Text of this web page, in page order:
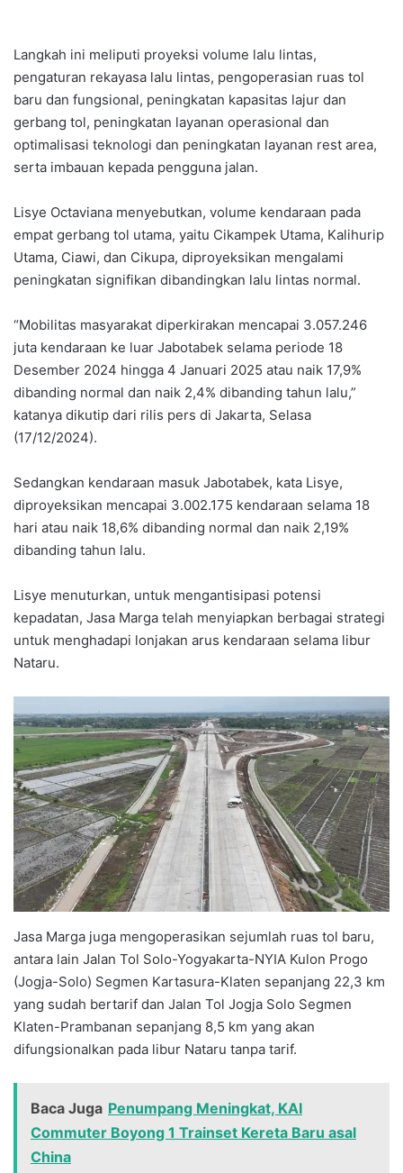
Langkah ini meliputi proyeksi volume lalu lintas,
pengaturan rekayasa lalu lintas, pengoperasian ruas tol
baru dan fungsional, peningkatan kapasitas lajur dan
gerbang tol, peningkatan layanan operasional dan
optimalisasi teknologi dan peningkatan layanan rest area,
serta imbauan kepada pengguna jalan.
Lisye Octaviana menyebutkan, volume kendaraan pada
empat gerbang tol utama, yaitu Cikampek Utama, Kalihurip
Utama, Ciawi, dan Cikupa, diproyeksikan mengalami
peningkatan signifikan dibandingkan lalu lintas normal.
“Mobilitas masyarakat diperkirakan mencapai 3.057.246
juta kendaraan ke luar Jabotabek selama periode 18
Desember 2024 hingga 4 Januari 2025 atau naik 17,9%
dibanding normal dan naik 2,4% dibanding tahun lalu,”
katanya dikutip dari rilis pers di Jakarta, Selasa
(17/12/2024).
Sedangkan kendaraan masuk Jabotabek, kata Lisye,
diproyeksikan mencapai 3.002.175 kendaraan selama 18
hari atau naik 18,6% dibanding normal dan naik 2,19%
dibanding tahun lalu.
Lisye menuturkan, untuk mengantisipasi potensi
kepadatan, Jasa Marga telah menyiapkan berbagai strategi
untuk menghadapi lonjakan arus kendaraan selama libur
Nataru.
Jasa Marga juga mengoperasikan sejumlah ruas tol baru,
antara lain Jalan Tol Solo-Yogyakarta-NYIA Kulon Progo
(Jogja-Solo) Segmen Kartasura-Klaten sepanjang 22,3 km
yang sudah bertarif dan Jalan Tol Jogja Solo Segmen
Klaten-Prambanan sepanjang 8,5 km yang akan
difungsionalkan pada libur Nataru tanpa tarif.
Baca Juga Penumpang Meningkat, KAI
Commuter Boyong 1 Trainset Kereta Baru asal
China